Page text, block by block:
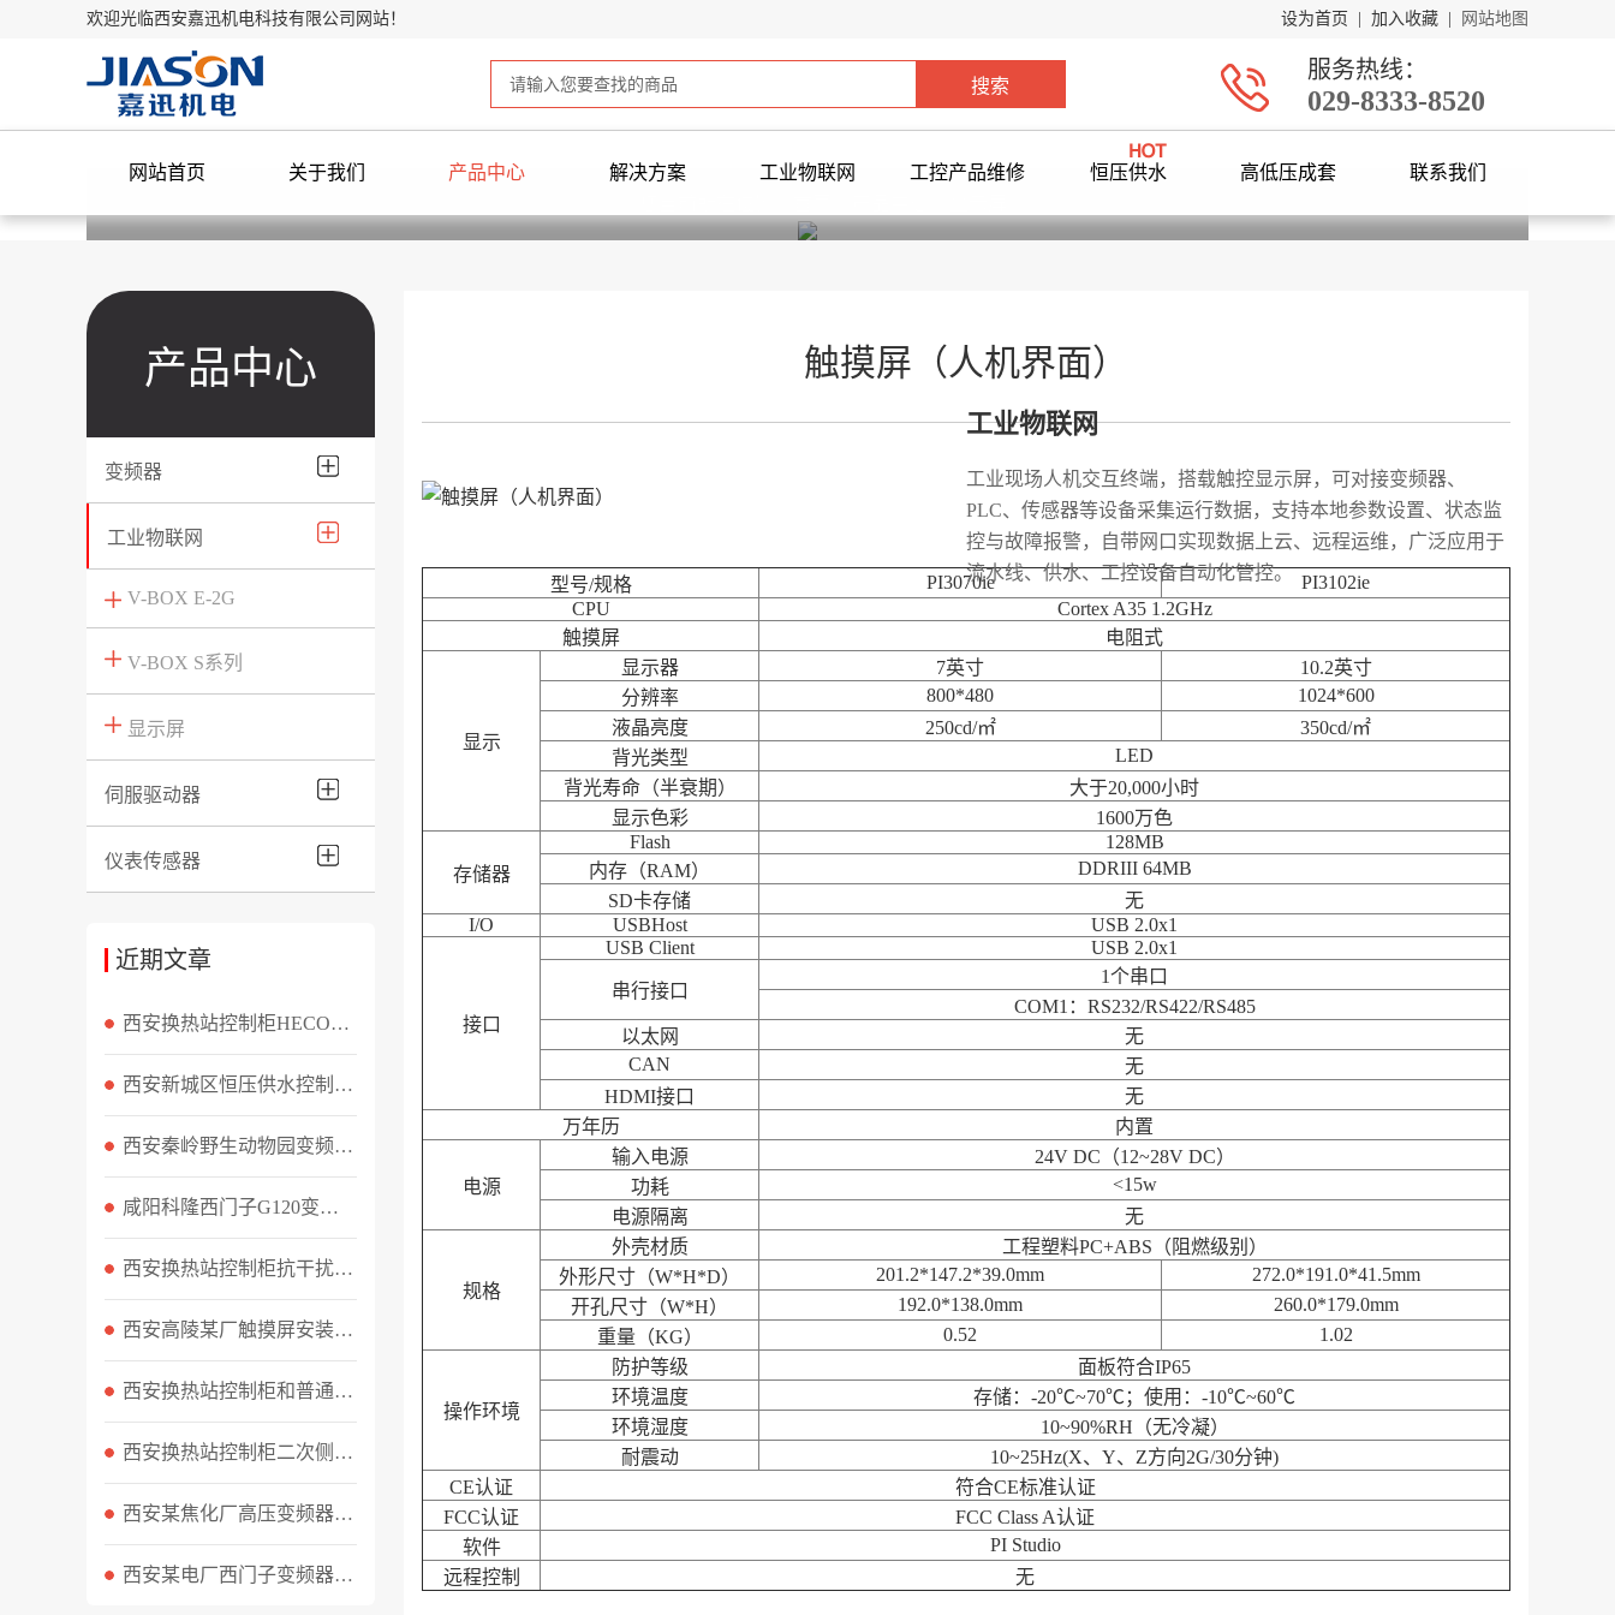
欢迎光临西安嘉迅机电科技有限公司网站！ 设为首页 加入收藏 网站地图
服务热线：
029-8333-8520
网站首页 关于我们 产品中心 解决方案 工业物联网 工控产品维修 恒压供水 高低压成套
联系我们
产品中心
变频器
工业物联网
V-BOX E-2G
V-BOX S系列
显示屏
伺服驱动器
仪表传感器
近期文章
西安换热站控制柜HECO系列产品介绍与选型配置
西安新城区恒压供水控制柜无法恒压？三处隐患排查实录
西安秦岭野生动物园变频器输出缺相故障排查记录
咸阳科隆西门子G120变频器F30004过载故障现场维修实录
西安换热站控制柜抗干扰措施都有哪些
西安高陵某厂触摸屏安装与变频器调试实录
西安换热站控制柜和普通水泵控制柜区别？
西安换热站控制柜二次侧超压怎么处理
西安某焦化厂高压变频器维修工作顺利完成
西安某电厂西门子变频器维修案例
触摸屏（人机界面）
工业物联网
工业现场人机交互终端，搭载触控显示屏，可对接变频器、
PLC、传感器等设备采集运行数据，支持本地参数设置、状态监
控与故障报警，自带网口实现数据上云、远程运维，广泛应用于
流水线、供水、工控设备自动化管控。
型号/规格 PI3070ie
PI3102ie
CPU
Cortex A35 1.2GHz
触摸屏
电阻式
显示
显示器 7英寸
10.2英寸
分辨率
800*480
1024*600
液晶亮度
250cd/㎡
350cd/㎡
背光类型
LED
背光寿命（半衰期）
大于20,000小时
显示色彩
1600万色
存储器
Flash
128MB
内存（RAM）
DDRIII 64MB
SD卡存储
无
I/O
USBHost USB 2.0x1
接口
USB Client USB 2.0x1
串行接口
1个串口
COM1：RS232/RS422/RS485
以太网
无
CAN
无
HDMI接口
无
万年历
内置
电源
输入电源
24V DC（12~28V DC）
功耗
<15w
电源隔离
无
规格
外壳材质
工程塑料PC+ABS（阻燃级别）
外形尺寸（W*H*D）
201.2*147.2*39.0mm
272.0*191.0*41.5mm
开孔尺寸（W*H）
192.0*138.0mm
260.0*179.0mm
重量（KG）
0.52 1.02
操作环境
防护等级
面板符合IP65
环境温度
存储：-20℃~70℃；使用：-10℃~60℃
环境湿度
10~90%RH（无冷凝）
耐震动
10~25Hz(X、Y、Z方向2G/30分钟)
CE认证
符合CE标准认证
FCC认证
FCC Class A认证
软件
PI Studio
远程控制
无